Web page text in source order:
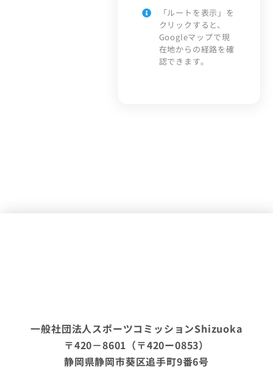
「ルートを表示」を
クリックすると、
Googleマップで現
在地からの経路を確
認できます。
一般社団法人スポーツコミッションShizuoka
〒420－8601（〒420ー0853）
静岡県静岡市葵区追手町9番6号